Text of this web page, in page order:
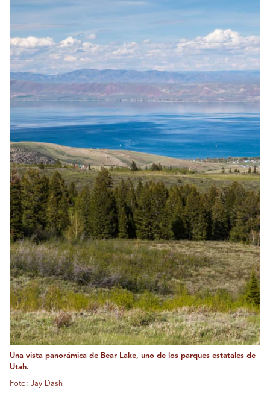
Una vista panorámica de Bear Lake, uno de los parques estatales de
Utah.
Foto: Jay Dash